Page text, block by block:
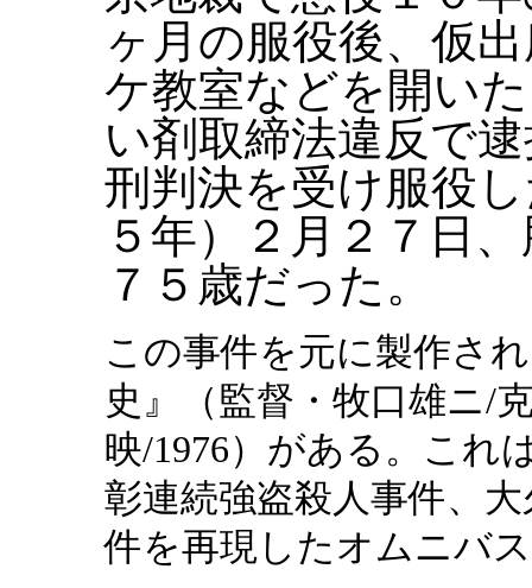
ヶ月の服役後、仮
ケ教室などを開い
い剤取締法違反で
刑判決を受け服役
５年）２月２７日
７５歳だった。
この事件を元に製作さ
史』（監督・牧口雄ニ/
映/1976）がある。これ
彰連続強盗殺人事件、
件を再現したオムニバ